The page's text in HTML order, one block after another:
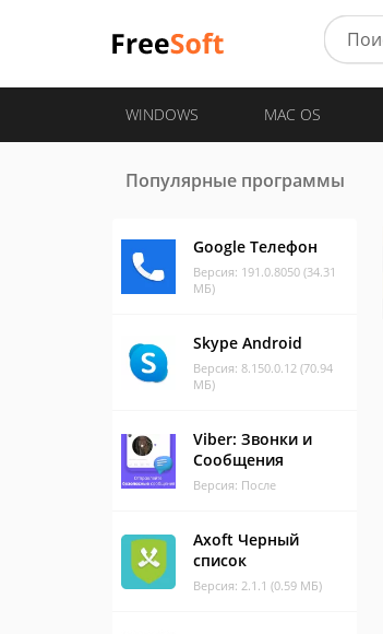
WINDOWS MAC OS
Популярные программы
Google Телефон
Версия: 191.0.8050 (34.31
МБ)
Skype Android
Версия: 8.150.0.12 (70.94
МБ)
Viber: Звонки и
Сообщения
Версия: После
Axoft Черный
список
Версия: 2.1.1 (0.59 МБ)